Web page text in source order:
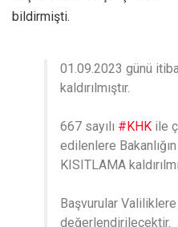
bildirmişti.
01.09.2023 günü
kaldırılmıştır.
667 sayılı #KHK ile
edilenlere
KISITLAMA
Başvurular
değerlendirilecektir.